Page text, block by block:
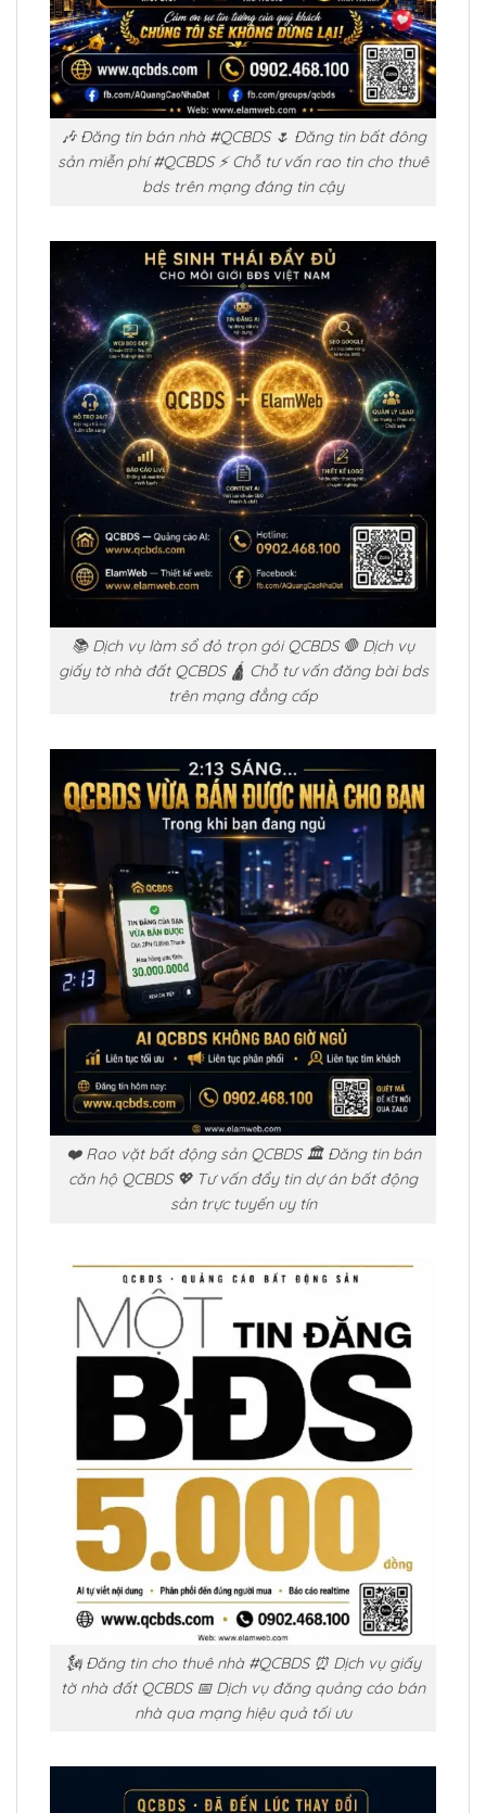
🎶 Đăng tin bán nhà #QCBDS 🌷 Đăng tin bất đông
sản miễn phí #QCBDS ⚡ Chỗ tư vấn rao tin cho thuê
bds trên mạng đáng tin cậy
📚 Dịch vụ làm sổ đỏ trọn gói QCBDS 🛑 Dịch vụ
giấy tờ nhà đất QCBDS 🛕 Chỗ tư vấn đăng bài bds
trên mạng đẳng cấp
❤️ Rao vặt bất động sản QCBDS 🏛️ Đăng tin bán
căn hộ QCBDS 💖 Tư vấn đẩy tin dự án bất động
sản trực tuyến uy tín
🗽 Đăng tin cho thuê nhà #QCBDS ⏰ Dịch vụ giấy
tờ nhà đất QCBDS 📅 Dịch vụ đăng quảng cáo bán
nhà qua mạng hiệu quả tối ưu